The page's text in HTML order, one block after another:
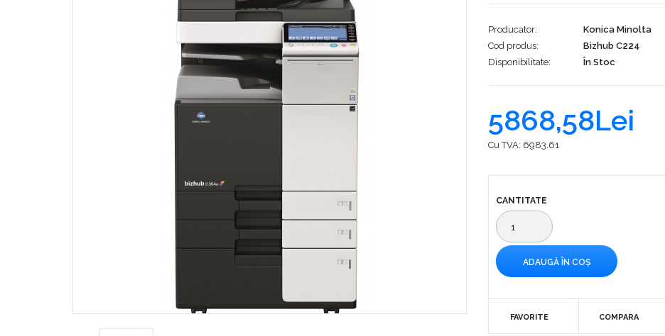
Producator:
Konica Minolta
Cod produs:
Bizhub C224
Disponibilitate:
În Stoc
5868,58Lei
Cu TVA: 6983.61
CANTITATE
FAVORITE COMPARA